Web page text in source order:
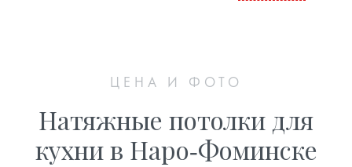
ЦЕНА И ФОТО
Натяжные потолки для
кухни в Наро-Фоминске